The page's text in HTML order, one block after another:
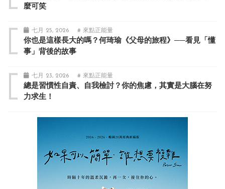
麼可笑
七月 25, 2026 # 來點正能量
你也是這樣長大的嗎？何琦瑜《父母的旅程》──看見「懂
事」背後的故事
七月 23, 2026 # 來點正能量
總是習慣性自責、自我檢討？你的焦慮，其實是大腦在努
力求生！